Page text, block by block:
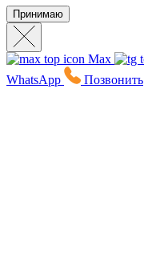
Принимаю
Max
WhatsApp
Позвонить